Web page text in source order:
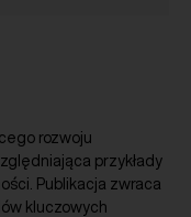
rozwoju
przykłady
Publikacja zwraca
kluczowych